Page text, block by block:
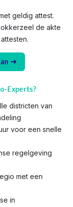
geldig attest.
de akte
➜
Experts?
districten van
voor een snelle
regelgeving
met een
in